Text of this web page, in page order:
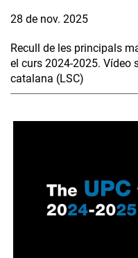
28 de nov. 2025
Recull de les principals
el curs 2024-2025. Vídeo
catalana (LSC)